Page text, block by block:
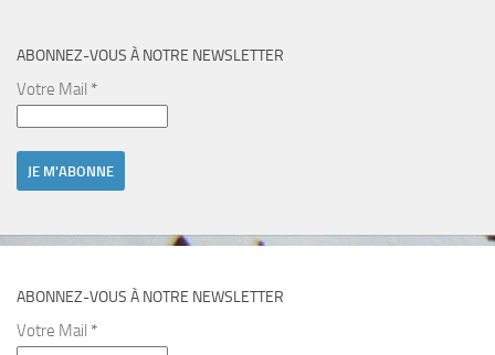
ABONNEZ-VOUS À NOTRE NEWSLETTER
Votre Mail *
ABONNEZ-VOUS À NOTRE NEWSLETTER
Votre Mail *